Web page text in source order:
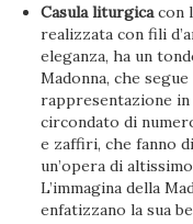
Casula liturgicacon
realizzata con fili
eleganza, ha un
Madonna, che
rappresentazione
circondato di
e zaffiri, che fanno
un’opera di
L’immagina della
enfatizzano la sua